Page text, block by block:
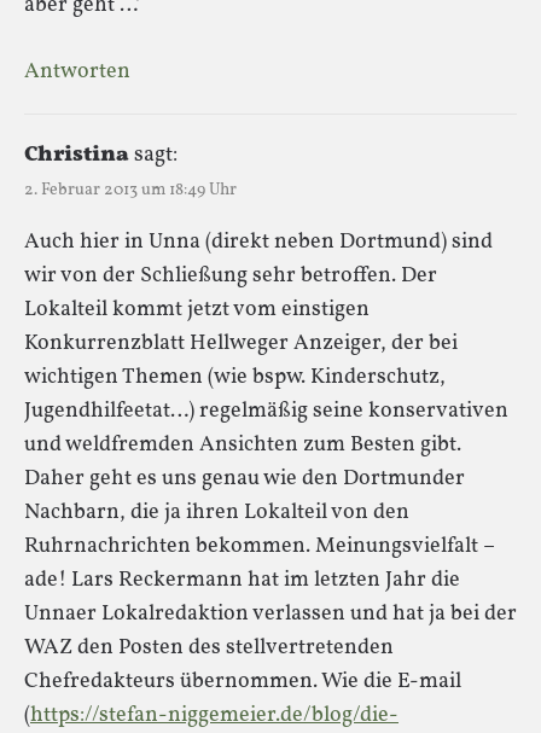
Antworten
Christinasagt:
2. Februar 2013 um 18:49 Uhr
Auch hier in Unna (direkt neben Dortmund) sind
wir von der Schließung sehr betroffen. Der
Lokalteil kommt jetzt vom einstigen
Konkurrenzblatt Hellweger Anzeiger, der bei
wichtigen Themen (wie bspw. Kinderschutz,
Jugendhilfeetat…) regelmäßig seine konservativen
und weldfremden Ansichten zum Besten gibt.
Daher geht es uns genau wie den Dortmunder
Nachbarn, die ja ihren Lokalteil von den
Ruhrnachrichten bekommen. Meinungsvielfalt –
ade! Lars Reckermann hat im letzten Jahr die
Unnaer Lokalredaktion verlassen und hat ja bei der
WAZ den Posten des stellvertretenden
Chefredakteurs übernommen. Wie die E-mail
(https://stefan-niggemeier.de/blog/die-